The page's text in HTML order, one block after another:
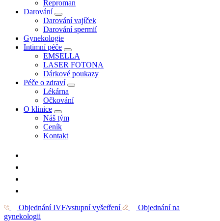
Reproman
Darování
Darování vajíček
Darování spermií
Gynekologie
Intimní péče
EMSELLA
LASER FOTONA
Dárkové poukazy
Péče o zdraví
Lékárna
Očkování
O klinice
Náš tým
Ceník
Kontakt
Objednání IVF/vstupní vyšetření
Objednání na
gynekologii